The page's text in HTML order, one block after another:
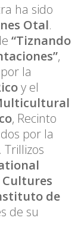
ha sido
Otal.
“Tiznando
,
la
y el
, Recinto
por la
. Trillizos
de
de su